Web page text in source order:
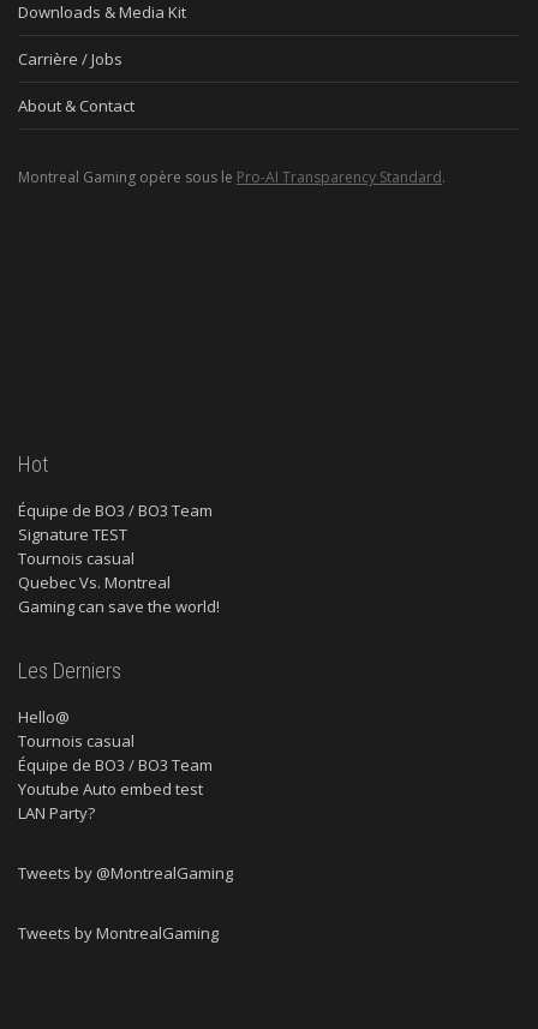
Downloads & Media Kit
Carrière / Jobs
About & Contact
Montreal Gaming opère sous le Pro-AI Transparency Standard.
Hot
Équipe de BO3 / BO3 Team
Signature TEST
Tournois casual
Quebec Vs. Montreal
Gaming can save the world!
Les Derniers
Hello@
Tournois casual
Équipe de BO3 / BO3 Team
Youtube Auto embed test
LAN Party?
Tweets by @MontrealGaming
Tweets by MontrealGaming